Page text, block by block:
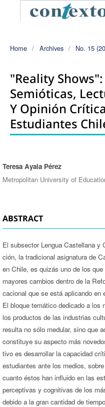
Home / Archives / No. 15
"Reality
Semióticas,
Y Opinión
Estudiantes
Authors
Teresa Ayala Pérez
Metropolitan University of
ABSTRACT
El subsector Lengua Castellana y
ción, la tradicional asignatura de
en Chile, es quizás uno de los que
mayores cambios dentro de la
cacional que se está aplicando en
El bloque temático dedicado a los
los productos de las industrias
resulta no sólo medular, sino que
constituye su aspecto más
tivo es desarrollar la capacidad
estudiantes ante los medios,
cuanto éstos han influido en las
perceptivas y cognitivas de los
debido a la gran cantidad de